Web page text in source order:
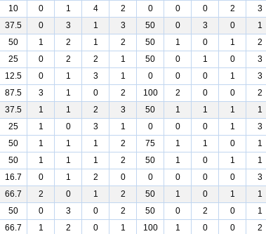
10
0 1 4 2 0 0 0 2 3
37.5
0 3 1 3 50 0 3 0 1
50
1 2 1 2 50 1 0 1 2
25
0 2 2 1 50 0 1 0 3
12.5
0 1 3 1 0 0 0 1 3
87.5
3 1 0 2 100 2 0 0 2
37.5
1 1 2 3 50 1 1 1 1
25
1 0 3 1 0 0 0 1 3
50
1 1 1 2 75 1 1 0 1
50
1 1 1 2 50 1 0 1 1
16.7
0 1 2 0 0 0 0 0 3
66.7
2 0 1 2 50 1 0 1 1
50
0 3 0 2 50 0 2 0 1
66.7
1 2 0 1 100 1 0 0 2